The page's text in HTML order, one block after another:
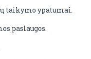
taikymo ypatumai.
paslaugos.